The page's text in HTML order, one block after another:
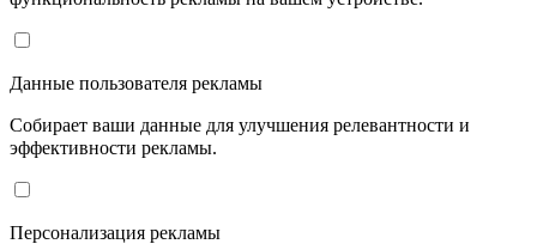
Данные пользователя рекламы
Собирает ваши данные для улучшения релевантности и
эффективности рекламы.
Персонализация рекламы